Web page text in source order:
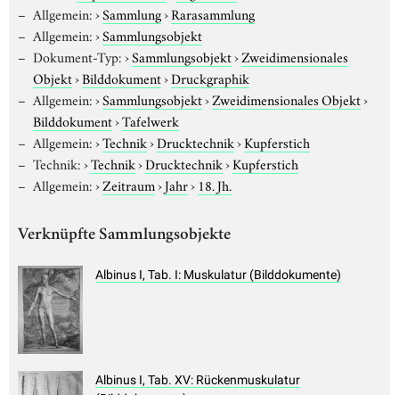
Allgemein:›Sammlung›Rarasammlung
Allgemein:›Sammlungsobjekt
Dokument-Typ:›Sammlungsobjekt›Zweidimensionales
Objekt›Bilddokument›Druckgraphik
Allgemein:›Sammlungsobjekt›Zweidimensionales Objekt›
Bilddokument›Tafelwerk
Allgemein:›Technik›Drucktechnik›Kupferstich
Technik:›Technik›Drucktechnik›Kupferstich
Allgemein:›Zeitraum›Jahr› 18. Jh.
Verknüpfte Sammlungsobjekte
Albinus I, Tab. I: Muskulatur (Bilddokumente)
Albinus I, Tab. XV: Rückenmuskulatur